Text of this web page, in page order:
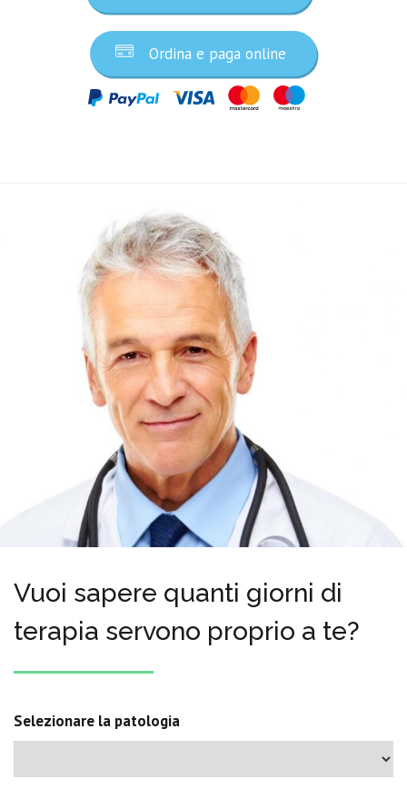
Ordina e paga online
Vuoi sapere quanti giorni di
terapia servono proprio a te?
Selezionare la patologia